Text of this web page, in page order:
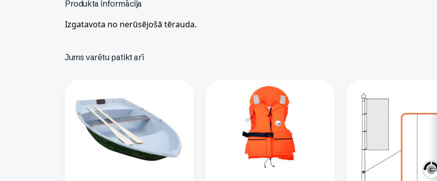
Produkta informācija
Izgatavota no nerūsējošā tērauda.
Jums varētu patikt arī